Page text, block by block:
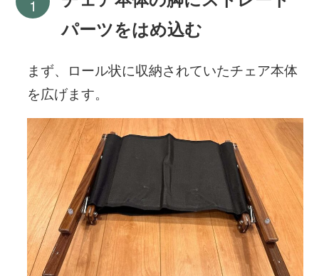
パーツをはめ込む
まず、ロール状に収納されていたチェア本体
を広げます。